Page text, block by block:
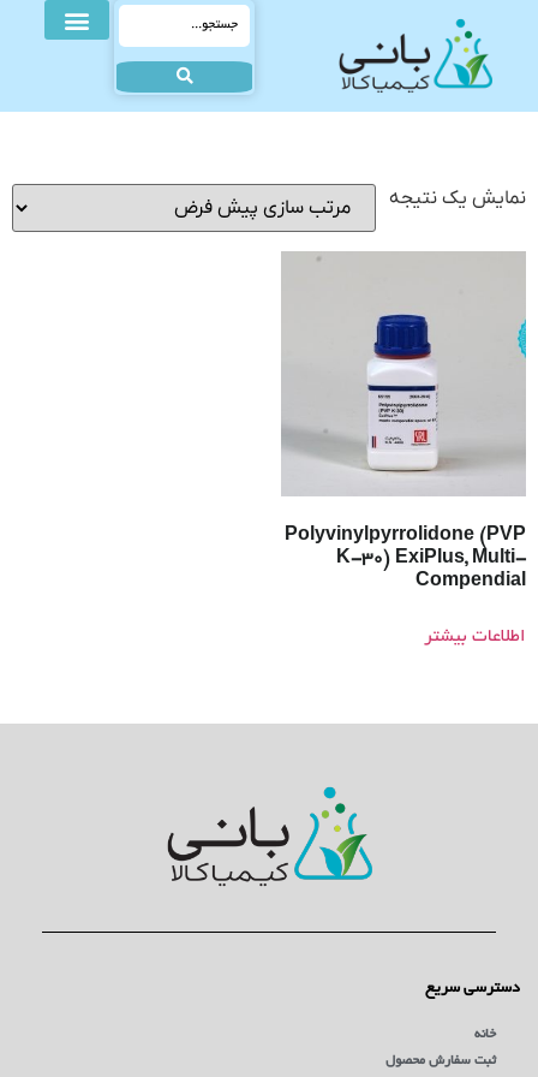
نمایش یک نتیجه
Polyvinylpyrrolidone (PVP
K-30) ExiPlus, Multi-
Compendial
اطلاعات بیشتر
دسترسی سریع
خانه
ثبت سفارش محصول